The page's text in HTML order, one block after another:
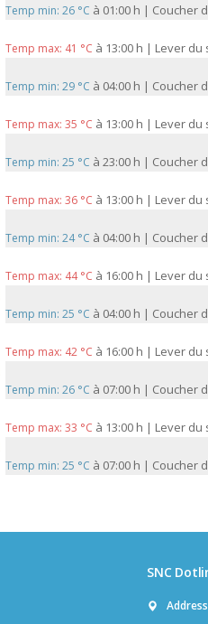
Temp min: 26 °C à 01:00 h | Coucher
Temp max: 41 °C à 13:00 h | Lever du
Temp min: 29 °C à 04:00 h | Coucher
Temp max: 35 °C à 13:00 h | Lever du
Temp min: 25 °C à 23:00 h | Coucher
Temp max: 36 °C à 13:00 h | Lever du
Temp min: 24 °C à 04:00 h | Coucher
Temp max: 44 °C à 16:00 h | Lever du
Temp min: 25 °C à 04:00 h | Coucher
Temp max: 42 °C à 16:00 h | Lever du
Temp min: 26 °C à 07:00 h | Coucher
Temp max: 33 °C à 13:00 h | Lever du
Temp min: 25 °C à 07:00 h | Coucher
SNC